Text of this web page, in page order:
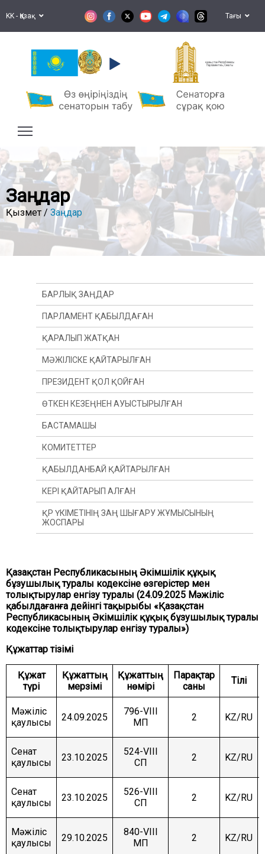
KK - Қазақ Тағы
Қазақстан Республикасы
Парламентінің Сенаты
Заңдар
Қызмет / Заңдар
Қазақстан Республикасының Әкімшілік құқық
бұзушылық туралы кодексіне өзгерістер мен
толықтырулар енгізу туралы (24.09.2025 Мәжіліс
қабылдағанға дейінгі тақырыбы «Қазақстан
Республикасының Әкімшілік құқық бұзушылық туралы
кодексіне толықтырулар енгізу туралы»)
Құжаттар тізімі
Құжат
түрі
Құжаттың
мерзімі
Құжаттың
нөмірі
Парақтар
саны
Тілі
Мәжіліс
қаулысы
24.09.2025
796-VIII
МП
2 KZ/RU
Сенат
қаулысы
23.10.2025
524-VIII
СП
2 KZ/RU
Сенат
қаулысы
23.10.2025
526-VIII
СП
2 KZ/RU
Мәжіліс
қаулысы
29.10.2025
840-VIII
МП
2 KZ/RU
БАРЛЫҚ ЗАҢДАР
ПАРЛАМЕНТ ҚАБЫЛДАҒАН
ҚАРАЛЫП ЖАТҚАН
МӘЖІЛІСКЕ ҚАЙТАРЫЛҒАН
ПРЕЗИДЕНТ ҚОЛ ҚОЙҒАН
ӨТКЕН КЕЗЕҢНЕН АУЫСТЫРЫЛҒАН
ӨТКЕН ЖЫЛДАН
ӨТКЕН СЕССИЯДАН
БАСТАМАШЫ
ПРЕЗИДЕНТ
ДЕПУТАТ(Ы)
ҮКІМЕТ
КОМИТЕТТЕР
КОНСТИТУЦИЯЛЫҚ ЗАҢНАМА, СОТ ЖҮЙЕСІ
ЖӘНЕ ҚҰҚЫҚ ҚОРҒАУ ОРГАНДАРЫ КОМИТЕТІ
ҚАРЖЫ ЖӘНЕ БЮДЖЕТ КОМИТЕТІ
ХАЛЫҚАРАЛЫҚ ҚАТЫНАСТАР, ҚОРҒАНЫС
ЖӘНЕ ҚАУІПСІЗДІК КОМИТЕТІ
ДАМЫТУ КОМИТЕТІ
ӘЛЕУМЕТТІК-МӘДЕНИ ДАМУ ЖӘНЕ ҒЫЛЫМ
КОМИТЕТІ
ЭКОНОМИКАЛЫҚ САЯСАТ, ИННОВАЦИЯЛЫҚ
ДАМУ ЖӘНЕ КӘСІПКЕРЛІК ТҰРАҚТЫ КОМИТЕТІ
ҚАБЫЛДАНБАЙ ҚАЙТАРЫЛҒАН
КЕРІ ҚАЙТАРЫП АЛҒАН
ҚР ҮКІМЕТІНІҢ ЗАҢ ШЫҒАРУ ЖҰМЫСЫНЫҢ
ЖОСПАРЫ